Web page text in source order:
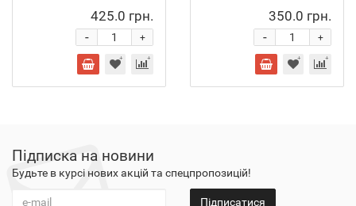
425.0 грн.
+
-
350.0 грн.
+
-
Підписка на новини
Будьте в курсі нових акцій та спецпропозицій!
Підписатися